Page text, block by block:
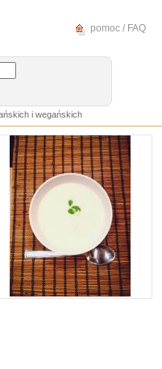
pomoc / FAQ
i wegańskich